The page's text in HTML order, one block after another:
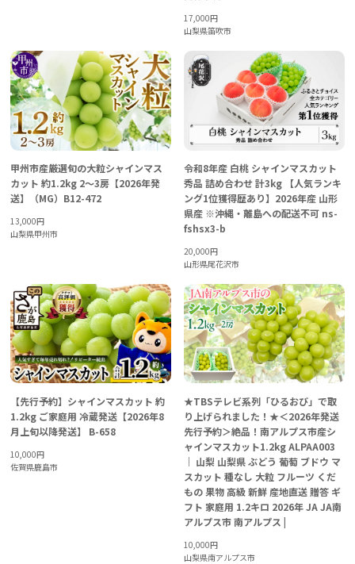
17,000円
山梨県笛吹市
甲州市産厳選旬の大粒シャインマス
カット 約1.2kg 2～3房【2026年発
送】（MG）B12-472
13,000円
山梨県甲州市
令和8年産 白桃 シャインマスカット
秀品 詰め合わせ 計3kg 【人気ランキ
ング1位獲得歴あり】2026年産 山形
県産 ※沖縄・離島への配送不可 ns-
fshsx3-b
20,000円
山形県尾花沢市
【先行予約】シャインマスカット 約
1.2kg ご家庭用 冷蔵発送【2026年8
月上旬以降発送】 B-658
10,000円
佐賀県鹿島市
★TBSテレビ系列「ひるおび」で取
り上げられました！★＜2026年発送
先行予約＞絶品！南アルプス市産シ
ャインマスカット1.2kg ALPAA003
｜ 山梨 山梨県 ぶどう 葡萄 ブドウ マ
スカット 種なし 大粒 フルーツ くだ
もの 果物 高級 新鮮 産地直送 贈答 ギ
フト 家庭用 1.2キロ 2026年 JA JA南
アルプス市 南アルプス |
10,000円
山梨県南アルプス市